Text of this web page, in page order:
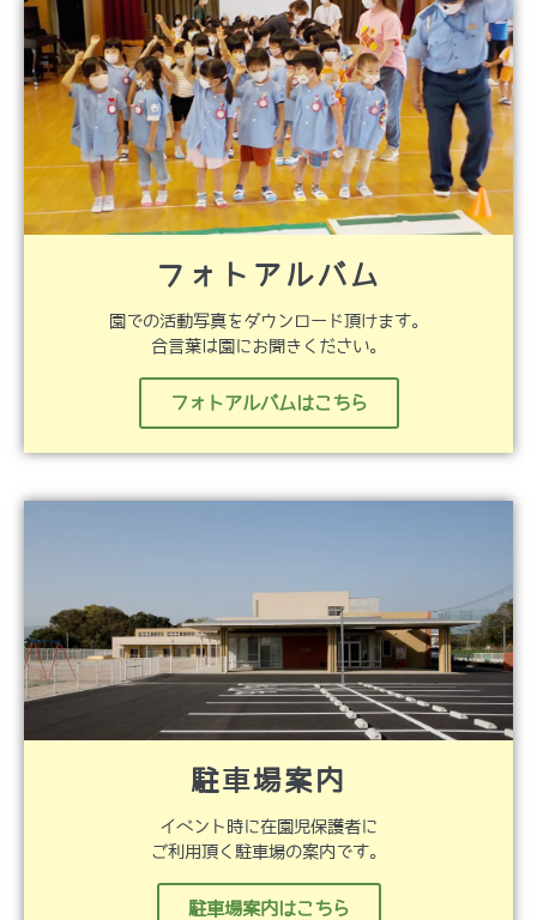
フォトアルバム
園での活動写真をダウンロード頂けます。
合言葉は園にお聞きください。
フォトアルバムはこちら
駐車場案内
イベント時に在園児保護者に
ご利用頂く駐車場の案内です。
駐車場案内はこちら